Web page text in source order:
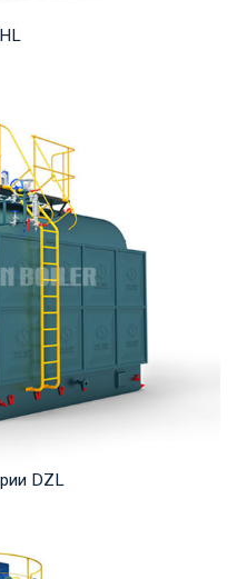
выходе...
DZL
выходе...